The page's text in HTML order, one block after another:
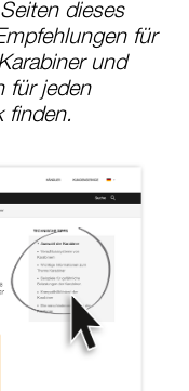
dieses
für
und
für jeden
finden.